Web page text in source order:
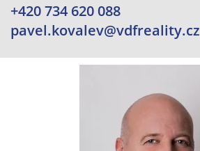
+420 734 620 088
pavel.kovalev@vdfreality.cz